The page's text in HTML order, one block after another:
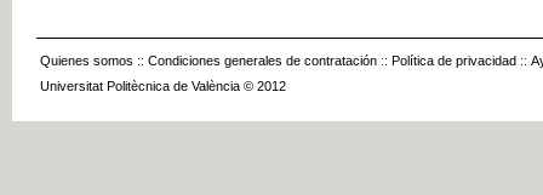
Quienes somos :: Condiciones generales de contratación :: Política de privacidad ::
Universitat Politècnica de València © 2012